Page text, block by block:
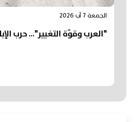
الجمعة 7 آب 2026
"العرب وقوّة التغيير"... حرب